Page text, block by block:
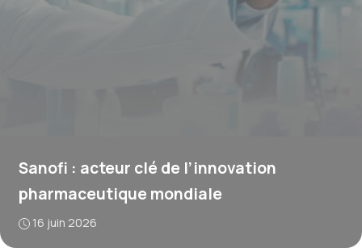
Sanofi : acteur clé de l’innovation
pharmaceutique mondiale
16 juin 2026